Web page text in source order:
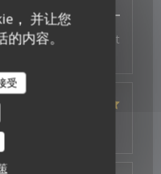
， 并让您
内容。
受
et plats excellents et
比